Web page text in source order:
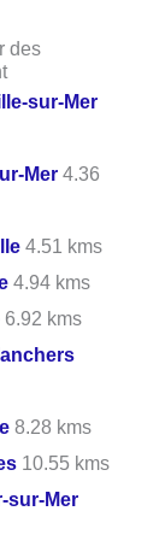
des
sur-Mer
Mer 4.36
4.51 kms
4.94 kms
6.92 kms
8.28 kms
10.55 kms
sur-Mer